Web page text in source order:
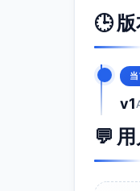
忆
🕒
v1
💬